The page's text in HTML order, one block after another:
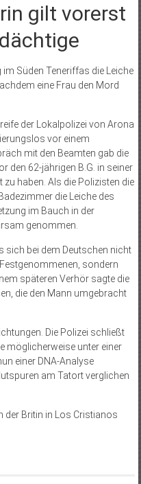
gilt vorerst
im Süden Teneriffas die Leiche
eine Frau den Mord
der Lokalpolizei von Arona
vor einem
mit den Beamten gab die
den 62-jährigen B.G. in seiner
haben. Als die Polizisten die
die Leiche des
im Bauch in der
genommen.
sich bei dem Deutschen nicht
sondern
späteren Verhör sagte die
die den Mann umgebracht
Die Polizei schließt
möglicherweise unter einer
einer DNA-Analyse
am Tatort verglichen
der Britin in Los Cristianos